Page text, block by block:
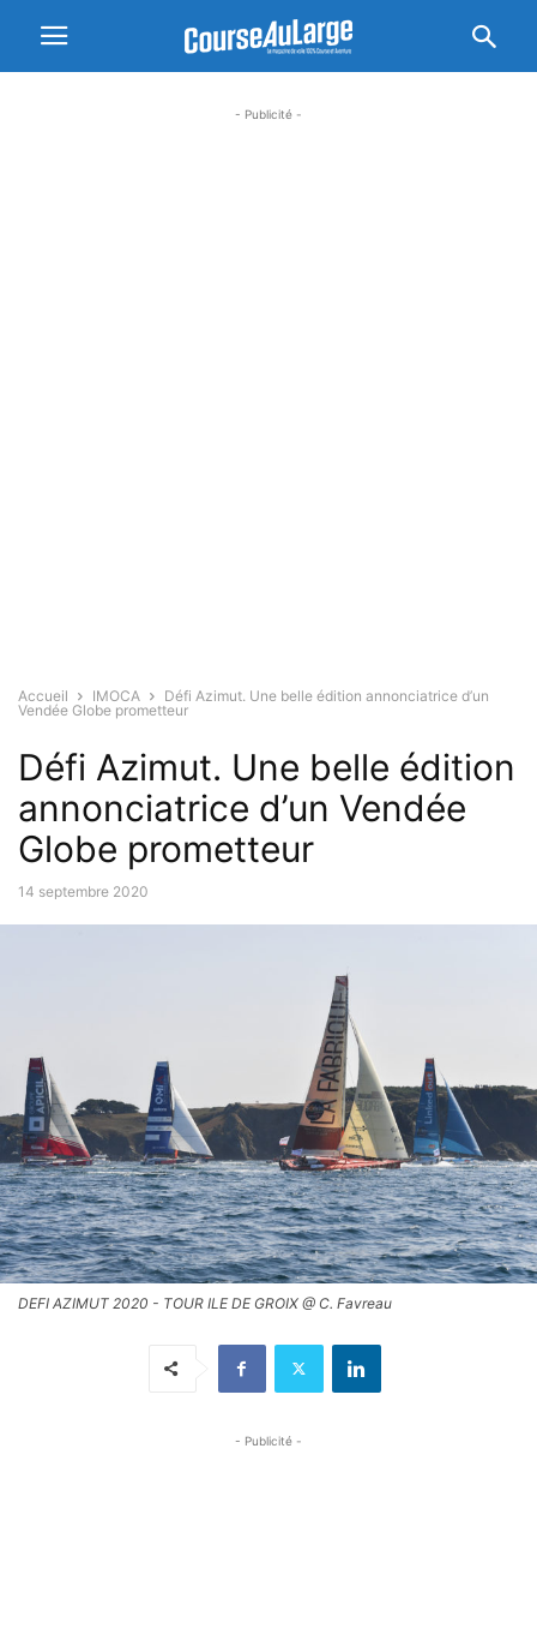
- Publicité -
Accueil IMOCA
Défi Azimut. Une belle édition annonciatrice d’un
Vendée Globe prometteur
Défi Azimut. Une belle édition
annonciatrice d’un Vendée
Globe prometteur
14 septembre 2020
DEFI AZIMUT 2020 - TOUR ILE DE GROIX @ C. Favreau
- Publicité -